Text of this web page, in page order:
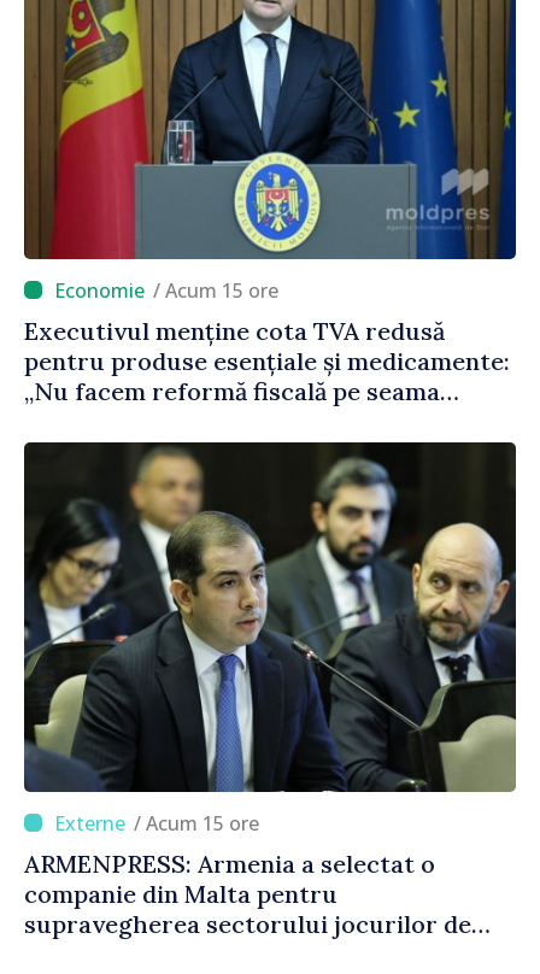
/ Acum 15 ore
Executivul menține cota TVA redusă
pentru produse esențiale și medicamente:
„Nu facem reformă fiscală pe seama
/ Acum 15 ore
ARMENPRESS: Armenia a selectat o
companie din Malta pentru
supravegherea sectorului jocurilor de